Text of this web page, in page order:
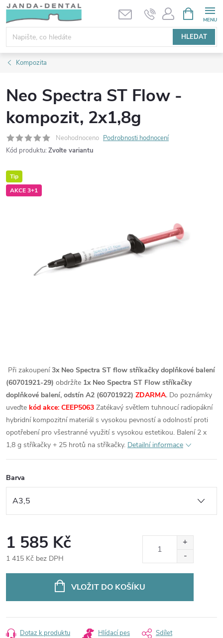
Přejít
obsah
HLEDAT
NÁKUPNÍ
KOŠÍK
Kompozita
Neo Spectra ST Flow -
kompozit, 2x1,8g
Neohodnoceno Podrobnosti hodnocení
Kód produktu: Zvolte variantu
Tip
AKCE 3+1
Při zakoupení3x Neo Spectra ST flow stříkačky doplňkové balení
(60701921-29) obdržíte 1x Neo Spectra ST Flow stříkačky
doplňkové balení, odstín A2 (60701922) ZDARMA. Do poznámky
uveďte kód akce: CEEP5063 Zatékavý světlem tuhnoucí radiopákní
hybridní kompozitní materiál s vysokou pevností a odolností proti
opotřebení pro všestranné využití s vysokou estetikou. Balení 2 x
1,8 g stříkačky + 25 hrotů na stříkačky. Detailní informace
Barva
1 585 Kč
1 415 Kč bez DPH
VLOŽIT DO KOŠÍKU
Dotaz k produktu Hlídací pes Sdílet